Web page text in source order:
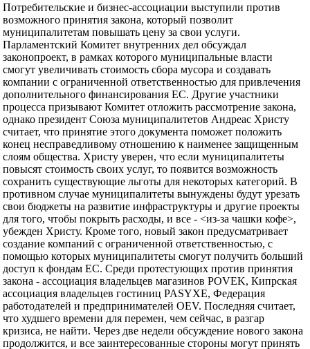
Потребительские и бизнес-ассоциации выступили против
возможного принятия закона, который позволит
муниципалитетам повышать цену за свои услуги.
Парламентский Комитет внутренних дел обсуждал
законопроект, в рамках которого муниципальные власти
смогут увеличивать стоимость сбора мусора и создавать
компании с ограниченной ответственностью для привлечения
дополнительного финансирования ЕС. Другие участники
процесса призывают Комитет отложить рассмотрение закона,
однако президент Союза муниципалитетов Андреас Христу
считает, что принятие этого документа поможет положить
конец несправедливому отношению к наименее защищенным
слоям общества. Христу уверен, что если муниципалитеты
повысят стоимость своих услуг, то появится возможность
сохранить существующие льготы для некоторых категорий. В
противном случае муниципалитеты вынуждены будут урезать
свои бюджеты на развитие инфраструктуры и другие проекты
для того, чтобы покрыть расходы, и все - <из-за чашки кофе>,
убежден Христу. Кроме того, новый закон предусматривает
создание компаний с ограниченной ответственностью, с
помощью которых муниципалитеты смогут получить больший
доступ к фондам ЕС. Среди протестующих против принятия
закона - ассоциация владельцев магазинов POVEK, Кипрская
ассоциация владельцев гостиниц PASYXE, Федерация
работодателей и предпринимателей OEV. Последняя считает,
что худшего времени для перемен, чем сейчас, в разгар
кризиса, не найти. Через две недели обсуждение нового закона
продолжится, и все заинтересованные стороны могут принять